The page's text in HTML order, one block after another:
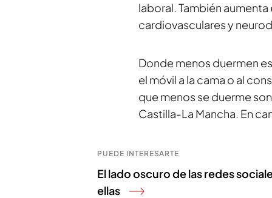
laboral. También
cardiovasculares y
Donde menos duermen
el móvil a la cama o al
que menos se duerme
Castilla-La Mancha. En
PUEDE INTERESARTE
El lado oscuro de las redes
ellas